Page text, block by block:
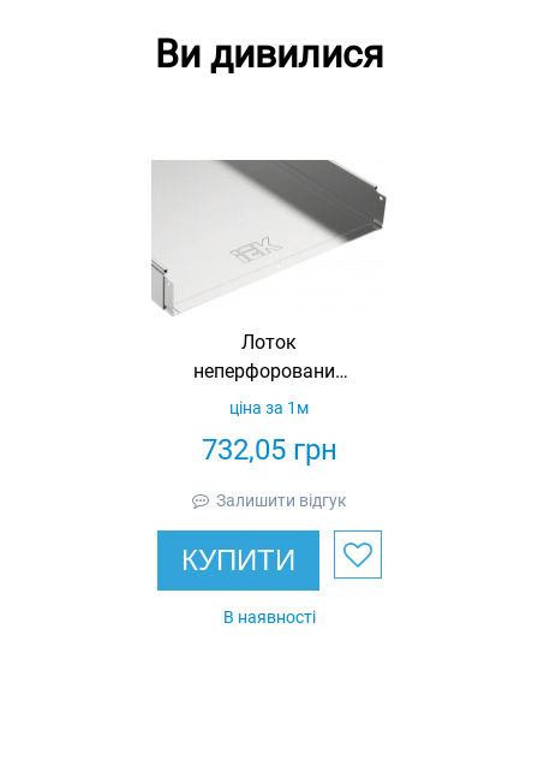
Ви дивилися
Лоток
неперфорований
100x500x3000 1,2
732,05грн
ціна за 1м
Залишити відгук
КУПИТИ
В наявності